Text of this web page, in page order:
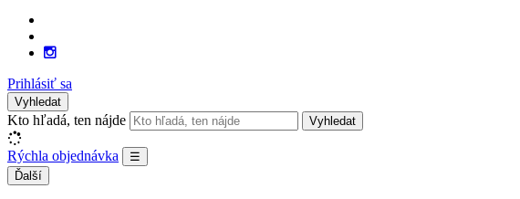
Prihlásiť sa
Vyhledat
Kto hľadá, ten nájde Vyhledat
Rýchla objednávka
☰
Ďalší